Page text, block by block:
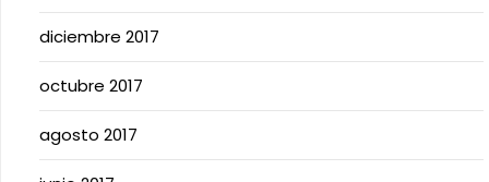
diciembre 2017
octubre 2017
agosto 2017